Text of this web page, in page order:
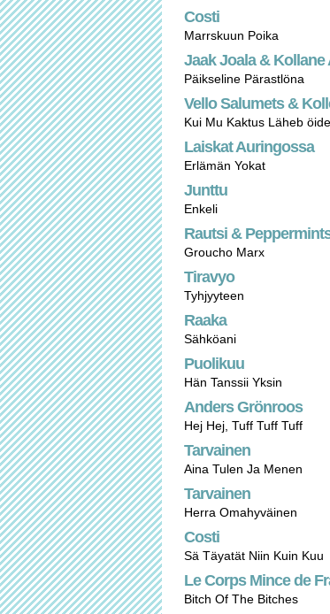
Costi
Marrskuun Poika
Jaak Joala & Kollane
Päikseline Pärastlöna
Vello Salumets &
Kui Mu Kaktus Läheb öide
Laiskat Auringossa
Erlämän Yokat
Junttu
Enkeli
Rautsi &
Groucho Marx
Tiravyo
Tyhjyyteen
Raaka
Sähköani
Puolikuu
Hän Tanssii Yksin
Anders Grönroos
Hej Hej, Tuff Tuff Tuff
Tarvainen
Aina Tulen Ja Menen
Tarvainen
Herra Omahyväinen
Costi
Sä Täyatät Niin Kuin Kuu
Le Corps Mince de
Bitch Of The Bitches